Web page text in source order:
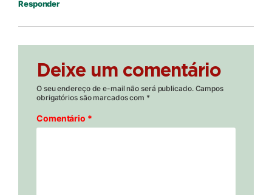
Responder
Deixe um comentário
O seu endereço de e-mail não será publicado. Campos
obrigatórios são marcados com *
Comentário *